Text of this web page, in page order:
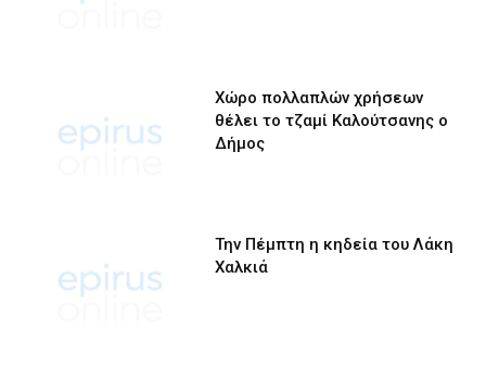
Χώρο πολλαπλών χρήσεων
θέλει το τζαμί Καλούτσανης ο
Δήμος
Την Πέμπτη η κηδεία του Λάκη
Χαλκιά